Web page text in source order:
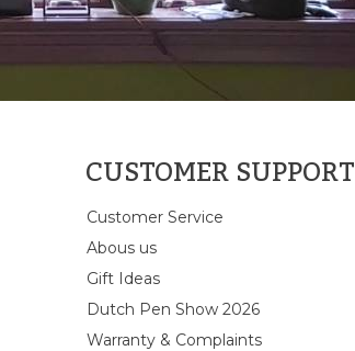
CUSTOMER SUPPORT
Customer Service
Abous us
Gift Ideas
Dutch Pen Show 2026
Warranty & Complaints